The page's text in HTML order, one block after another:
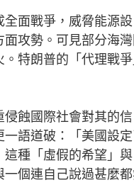
面戰爭，威脅能源設
攻勢。可見部分海
特朗普的「代理戰
蝕國際社會對其的信
語道破：「美國設
種「虛假的希望」與
一個連自己說過甚麼